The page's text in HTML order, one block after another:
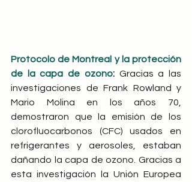
Protocolo de Montreal y la protección
de la capa de ozono: Gracias a las
investigaciones de Frank Rowland y
Mario Molina en los años 70,
demostraron que la emisión de los
clorofluocarbonos (CFC) usados en
refrigerantes y aerosoles, estaban
dañando la capa de ozono. Gracias a
esta investigación la Unión Europea